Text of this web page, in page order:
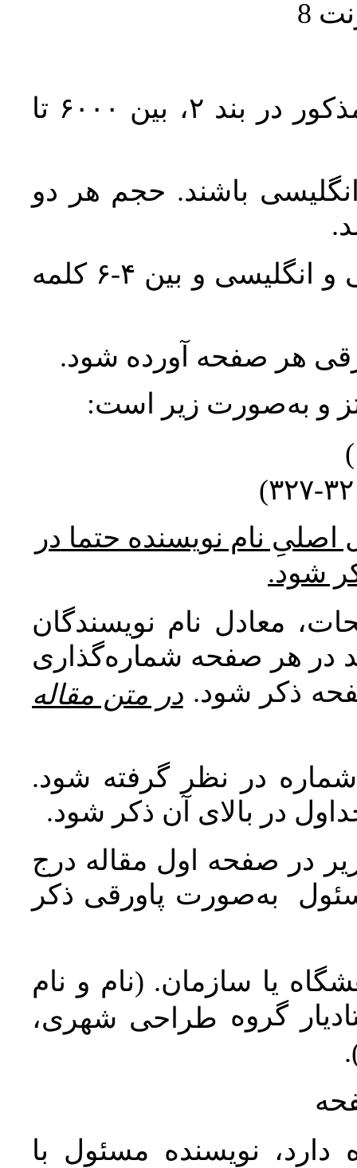
حجم کل مقاله با احتساب تمام بخش‌های مذکور در بند ۲، بین ۶۰۰۰ تا
باشند. حجم هر دو
واژگان کلیدی بلافاصله پس از چکیده فارسی و انگلیسی و بین ۴-۶ کلمه
هر صفحه آورده شود.
و به‌صورت زیر است:
نام نویسنده حتما در
شود.
معادل نام نویسندگان
در هر صفحه شماره‌گذاری
ذکر شود. در متن مقاله
در نظر گرفته شود.
در بالای آن ذکر شود.
در صفحه اول مقاله درج
به‌صورت پاورقی ذکر
یا سازمان. (نام و نام
گروه طراحی شهری،
نویسنده مسئول با